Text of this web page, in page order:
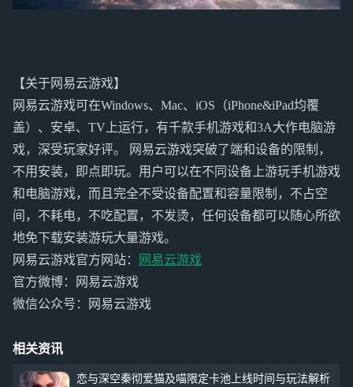
【关于网易云游戏】
网易云游戏可在Windows、Mac、iOS（iPhone&iPad均覆
盖）、安卓、TV上运行，有千款手机游戏和3A大作电脑游
戏，深受玩家好评。 网易云游戏突破了端和设备的限制，
不用安装，即点即玩。用户可以在不同设备上游玩手机游戏
和电脑游戏，而且完全不受设备配置和容量限制，不占空
间，不耗电，不吃配置，不发烫，任何设备都可以随心所欲
地免下载安装游玩大量游戏。
网易云游戏官方网站：
网易云游戏
官方微博：网易云游戏
微信公众号：网易云游戏
相关资讯
恋与深空秦彻爱猫及喵限定卡池上线时间与玩法解析